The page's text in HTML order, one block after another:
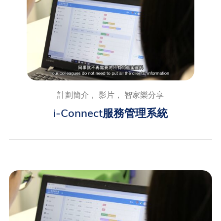
計劃簡介， 影片， 智家樂分享
i-Connect服務管理系統